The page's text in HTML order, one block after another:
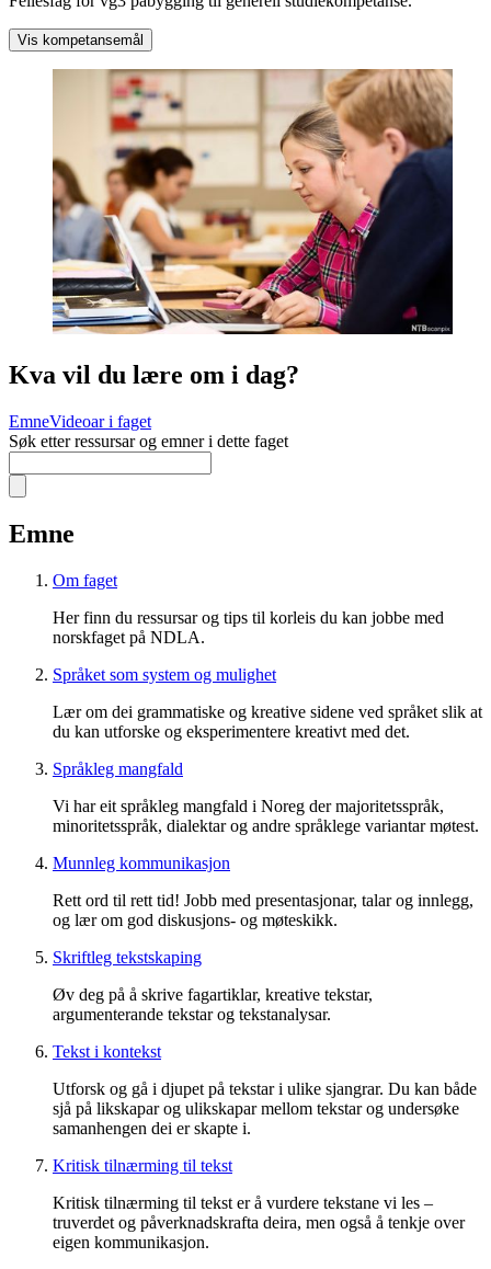
Vis kompetansemål
Kva vil du lære om i dag?
EmneVideoar i faget
Søk etter ressursar og emner i dette faget
Emne
Om faget
Her finn du ressursar og tips til korleis du kan jobbe med
norskfaget på NDLA.
Språket som system og mulighet
Lær om dei grammatiske og kreative sidene ved språket slik at
du kan utforske og eksperimentere kreativt med det.
Språkleg mangfald
Vi har eit språkleg mangfald i Noreg der majoritetsspråk,
minoritetsspråk, dialektar og andre språklege variantar møtest.
Munnleg kommunikasjon
Rett ord til rett tid! Jobb med presentasjonar, talar og innlegg,
og lær om god diskusjons- og møteskikk.
Skriftleg tekstskaping
Øv deg på å skrive fagartiklar, kreative tekstar,
argumenterande tekstar og tekstanalysar.
Tekst i kontekst
Utforsk og gå i djupet på tekstar i ulike sjangrar. Du kan både
sjå på likskapar og ulikskapar mellom tekstar og undersøke
samanhengen dei er skapte i.
Kritisk tilnærming til tekst
Kritisk tilnærming til tekst er å vurdere tekstane vi les –
truverdet og påverknadskrafta deira, men også å tenkje over
eigen kommunikasjon.